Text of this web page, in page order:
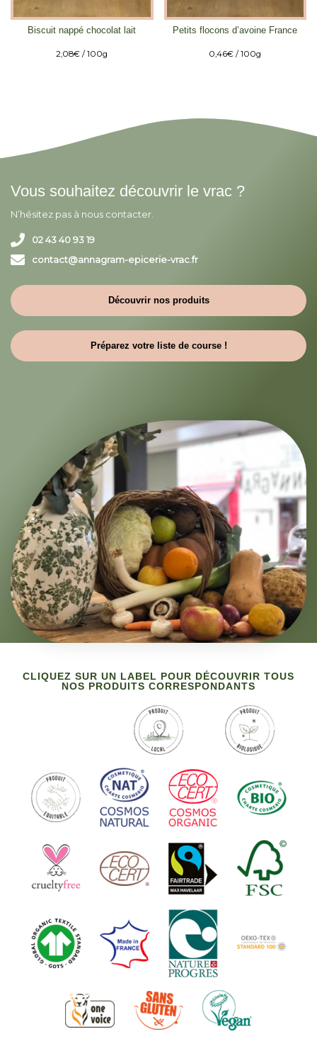
Biscuit nappé chocolat lait
2,08€ / 100g
Petits flocons d’avoine France
0,46€ / 100g
Vous souhaitez découvrir le vrac ?
N’hésitez pas à nous contacter.
02 43 40 93 19
contact@annagram-epicerie-vrac.fr
Découvrir nos produits
Préparez votre liste de course !
CLIQUEZ SUR UN LABEL POUR DÉCOUVRIR TOUS
NOS PRODUITS CORRESPONDANTS